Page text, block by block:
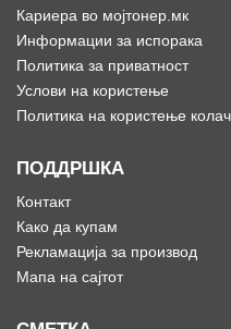
Кариера во мојтонер.мк
Информации за испорака
Политика за приватност
Услови на користење
Политика на користење
ПОДДРШКА
Контакт
Како да купам
Рекламација за производ
Мапа на сајтот